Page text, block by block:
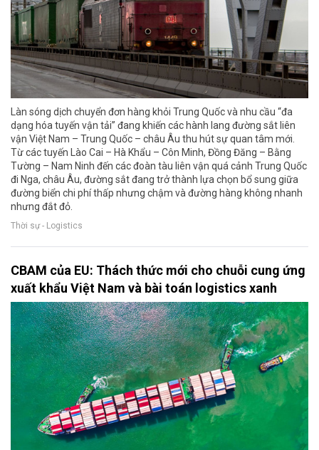
Làn sóng dịch chuyển đơn hàng khỏi Trung Quốc và nhu cầu “đa
dạng hóa tuyến vận tải” đang khiến các hành lang đường sắt liên
vận Việt Nam – Trung Quốc – châu Âu thu hút sự quan tâm mới.
Từ các tuyến Lào Cai – Hà Khẩu – Côn Minh, Đồng Đăng – Bằng
Tường – Nam Ninh đến các đoàn tàu liên vận quá cảnh Trung Quốc
đi Nga, châu Âu, đường sắt đang trở thành lựa chọn bổ sung giữa
đường biển chi phí thấp nhưng chậm và đường hàng không nhanh
nhưng đắt đỏ.
Thời sự - Logistics
CBAM của EU: Thách thức mới cho chuỗi cung ứng
xuất khẩu Việt Nam và bài toán logistics xanh